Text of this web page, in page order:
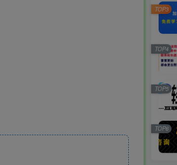
TOP3
TOP4
TOP5
TOP6